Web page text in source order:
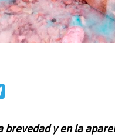
brevedad y en la